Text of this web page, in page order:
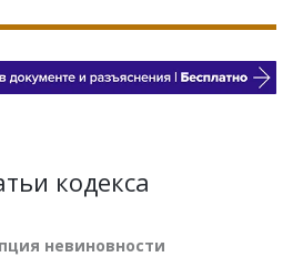
кодекса
невиновности